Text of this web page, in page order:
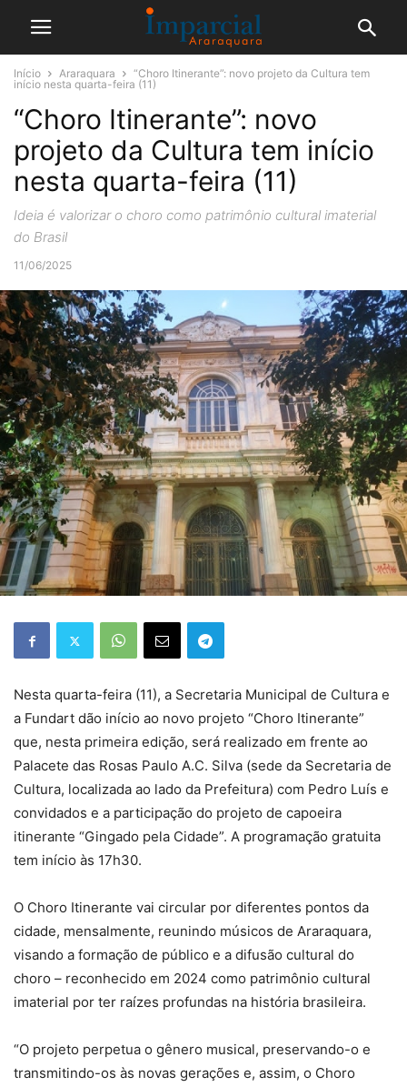
Início Araraquara
“Choro Itinerante”: novo projeto da Cultura tem
início nesta quarta-feira (11)
“Choro Itinerante”: novo
projeto da Cultura tem início
nesta quarta-feira (11)
Ideia é valorizar o choro como patrimônio cultural imaterial
do Brasil
11/06/2025
Nesta quarta-feira (11), a Secretaria Municipal de Cultura e
a Fundart dão início ao novo projeto “Choro Itinerante”
que, nesta primeira edição, será realizado em frente ao
Palacete das Rosas Paulo A.C. Silva (sede da Secretaria de
Cultura, localizada ao lado da Prefeitura) com Pedro Luís e
convidados e a participação do projeto de capoeira
itinerante “Gingado pela Cidade”. A programação gratuita
tem início às 17h30.
O Choro Itinerante vai circular por diferentes pontos da
cidade, mensalmente, reunindo músicos de Araraquara,
visando a formação de público e a difusão cultural do
choro – reconhecido em 2024 como patrimônio cultural
imaterial por ter raízes profundas na história brasileira.
“O projeto perpetua o gênero musical, preservando-o e
transmitindo-os às novas gerações e, assim, o Choro